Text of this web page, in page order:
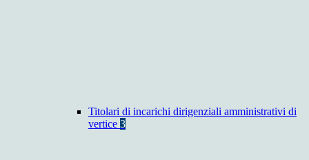
Titolari di incarichi dirigenziali amministrativi di
vertice 3